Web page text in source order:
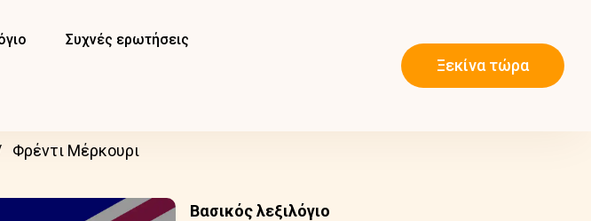
Συχνές ερωτήσεις
Ξεκίνα τώρα
Φρέντι Μέρκουρι
Βασικός λεξιλόγιο